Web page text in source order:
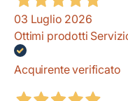
03 Luglio 2026
Ottimi prodotti
Acquirente verificato